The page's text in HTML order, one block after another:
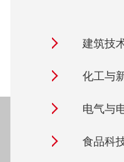
建筑技
化工与
电气与
食品科